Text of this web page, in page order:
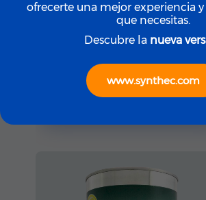
ROYCO LGF (Yellow)
ofrecerte una mejor experiencia
que necesitas.
Descubre la nueva
www.synthec.com